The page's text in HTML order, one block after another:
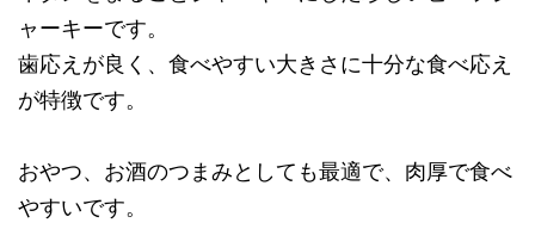
ャーキーです。
歯応えが良く、食べやすい大きさに十分な食べ応え
が特徴です。
おやつ、お酒のつまみとしても最適で、肉厚で食べ
やすいです。